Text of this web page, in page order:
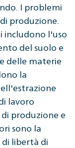
I problemi
produzione.
includono l'uso
del suolo e
delle materie
la
lavoro
produzione e
sono la
di libertà di